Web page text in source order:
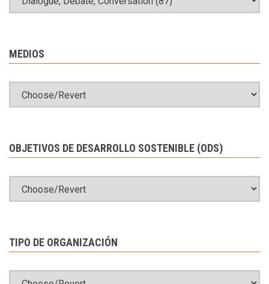
MEDIOS
OBJETIVOS DE DESARROLLO SOSTENIBLE (ODS)
TIPO DE ORGANIZACIÓN